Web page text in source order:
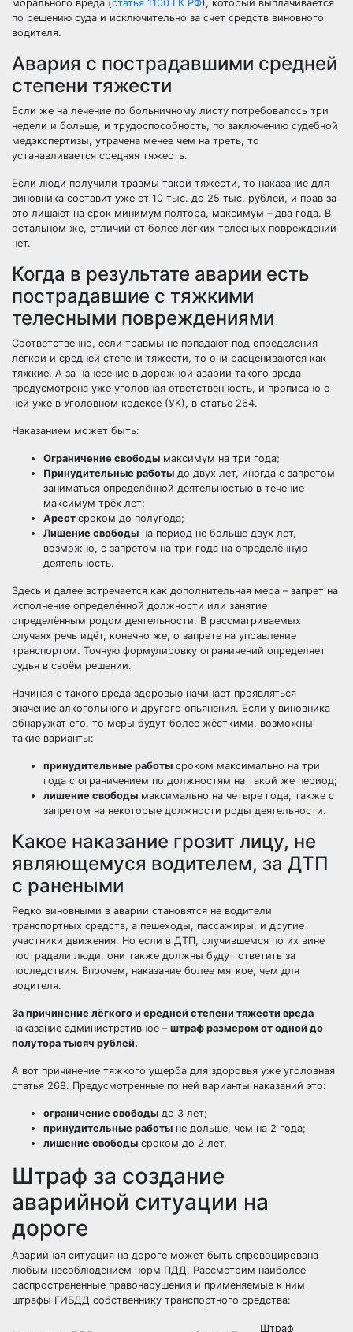
морального вреда (статья 1100 ГК РФ), который выплачивается
по решению суда и исключительно за счет средств виновного
водителя.
Авария с пострадавшими средней
степени тяжести
Если же на лечение по больничному листу потребовалось три
недели и больше, и трудоспособность, по заключению судебной
медэкспертизы, утрачена менее чем на треть, то
устанавливается средняя тяжесть.
Если люди получили травмы такой тяжести, то наказание для
виновника составит уже от 10 тыс. до 25 тыс. рублей, и прав за
это лишают на срок минимум полтора, максимум – два года. В
остальном же, отличий от более лёгких телесных повреждений
нет.
Когда в результате аварии есть
пострадавшие с тяжкими
телесными повреждениями
Соответственно, если травмы не попадают под определения
лёгкой и средней степени тяжести, то они расцениваются как
тяжкие. А за нанесение в дорожной аварии такого вреда
предусмотрена уже уголовная ответственность, и прописано о
ней уже в Уголовном кодексе (УК), в статье 264.
Наказанием может быть:
Ограничение свободы максимум на три года;
Принудительные работы до двух лет, иногда с запретом
заниматься определённой деятельностью в течение
максимум трёх лет;
Арест сроком до полугода;
Лишение свободы на период не больше двух лет,
возможно, с запретом на три года на определённую
деятельность.
Здесь и далее встречается как дополнительная мера – запрет на
исполнение определённой должности или занятие
определённым родом деятельности. В рассматриваемых
случаях речь идёт, конечно же, о запрете на управление
транспортом. Точную формулировку ограничений определяет
судья в своём решении.
Начиная с такого вреда здоровью начинает проявляться
значение алкогольного и другого опьянения. Если у виновника
обнаружат его, то меры будут более жёсткими, возможны
такие варианты:
принудительные работы сроком максимально на три
года с ограничением по должностям на такой же период;
лишение свободы максимально на четыре года, также с
запретом на некоторые должности роды деятельности.
Какое наказание грозит лицу, не
являющемуся водителем, за ДТП
с ранеными
Редко виновными в аварии становятся не водители
транспортных средств, а пешеходы, пассажиры, и другие
участники движения. Но если в ДТП, случившемся по их вине
пострадали люди, они также должны будут ответить за
последствия. Впрочем, наказание более мягкое, чем для
водителя.
За причинение лёгкого и средней степени тяжести вреда
наказание административное – штраф размером от одной до
полутора тысяч рублей.
А вот причинение тяжкого ущерба для здоровья уже уголовная
статья 268. Предусмотренные по ней варианты наказаний это:
ограничение свободы до 3 лет;
принудительные работы не дольше, чем на 2 года;
лишение свободы сроком до 2 лет.
Штраф за создание
аварийной ситуации на
дороге
Аварийная ситуация на дороге может быть спровоцирована
любым несоблюдением норм ПДД. Рассмотрим наиболее
распространенные правонарушения и применяемые к ним
штрафы ГИБДД собственнику транспортного средства:
Штраф